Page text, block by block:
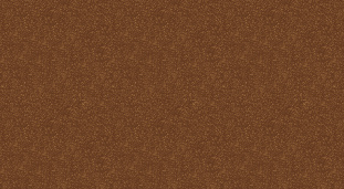
cotidiana.org
Reparación
Ser Eucaristía
Sin etiqueta
Transubstanciación
Un milagro de amor